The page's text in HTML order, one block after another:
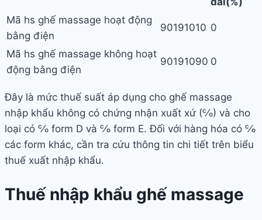
Mã hs ghế massage hoạt động
bằng điện
90191010 0
Mã hs ghế massage không hoạt
động bằng điện
90191090 0
Đây là mức thuế suất áp dụng cho ghế massage
nhập khẩu không có chứng nhận xuất xứ (℅) và cho
loại có ℅ form D và ℅ form E. Đối với hàng hóa có ℅
các form khác, cần tra cứu thông tin chi tiết trên biểu
thuế xuất nhập khẩu.
Thuế nhập khẩu ghế massage